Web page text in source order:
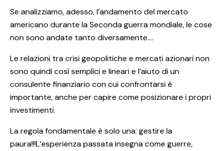
Se analizziamo, adesso, l’andamento del mercato
americano durante la Seconda guerra mondiale, le cose
non sono andate tanto diversamente….
Le relazioni tra crisi geopolitiche e mercati azionari non
sono quindi così semplici e lineari e l’aiuto di un
consulente finanziario con cui confrontarsi è
importante, anche per capire come posizionare i propri
investimenti.
La regola fondamentale è solo una: gestire la
paura!!!L’esperienza passata insegna come guerre,